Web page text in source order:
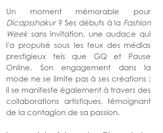
Dicapsshakur ? Ses débuts à la Fashion
Week sans invitation, une audace qui
l'a propulsé sous les feux des médias
prestigieux tels que GQ et Pause
Online. Son engagement dans la
mode ne se limite pas à ses créations ;
il se manifeste également à travers des
collaborations artistiques, témoignant
de la contagion de sa passion.